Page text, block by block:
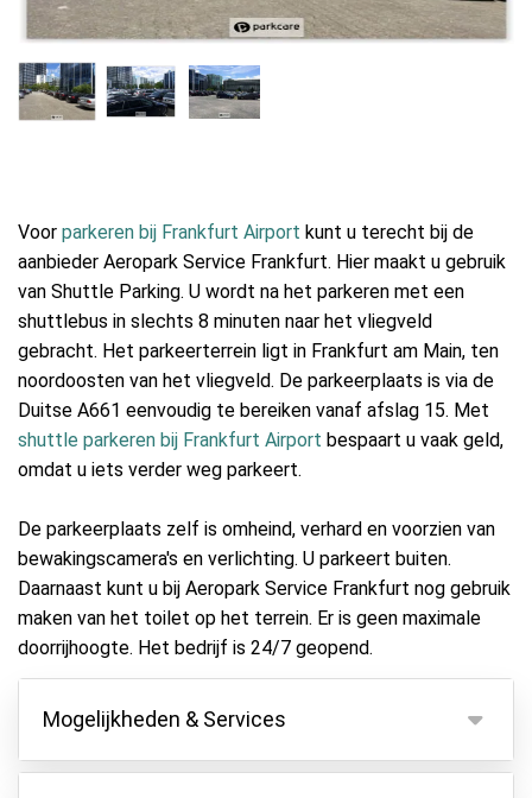
Voor parkeren bij Frankfurt Airport kunt u terecht bij de
aanbieder Aeropark Service Frankfurt. Hier maakt u gebruik
van Shuttle Parking. U wordt na het parkeren met een
shuttlebus in slechts 8 minuten naar het vliegveld
gebracht. Het parkeerterrein ligt in Frankfurt am Main, ten
noordoosten van het vliegveld. De parkeerplaats is via de
Duitse A661 eenvoudig te bereiken vanaf afslag 15. Met
shuttle parkeren bij Frankfurt Airport bespaart u vaak geld,
omdat u iets verder weg parkeert.
De parkeerplaats zelf is omheind, verhard en voorzien van
bewakingscamera's en verlichting. U parkeert buiten.
Daarnaast kunt u bij Aeropark Service Frankfurt nog gebruik
maken van het toilet op het terrein. Er is geen maximale
doorrijhoogte. Het bedrijf is 24/7 geopend.
Mogelijkheden & Services
Mogelijkheden